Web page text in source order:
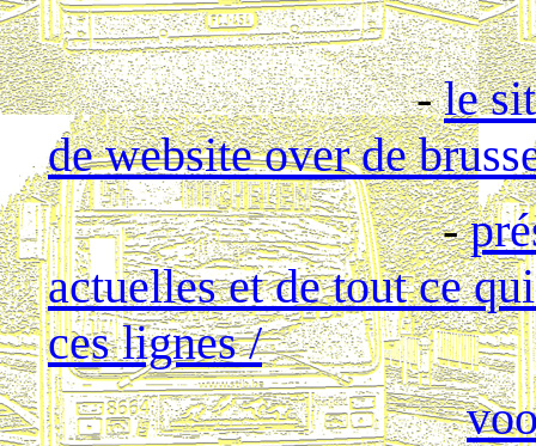
-le
de website over de
-
actuelles et de tout ce
ces lignes /